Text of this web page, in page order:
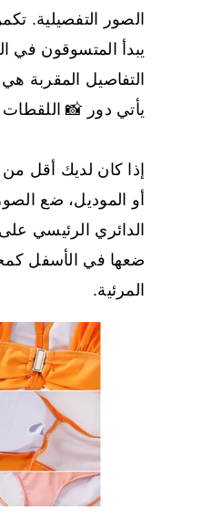
الصور التفصيلية.
يبدأ المتسوقون في
التفاصيل المقربة
يأتي دور 📸 اللقطات
أو الموديل، ضع
الدائري الرئيسي
ضعها في الأسفل
المرئية.